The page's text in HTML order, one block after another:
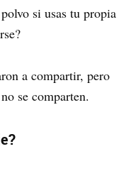
si usas tu propia
a compartir, pero
se comparten.